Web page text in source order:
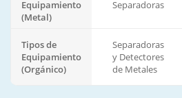
Equipamiento
(Metal)
Separadoras
Tipos de
Equipamiento
(Orgánico)
Separadoras
y Detectores
de Metales